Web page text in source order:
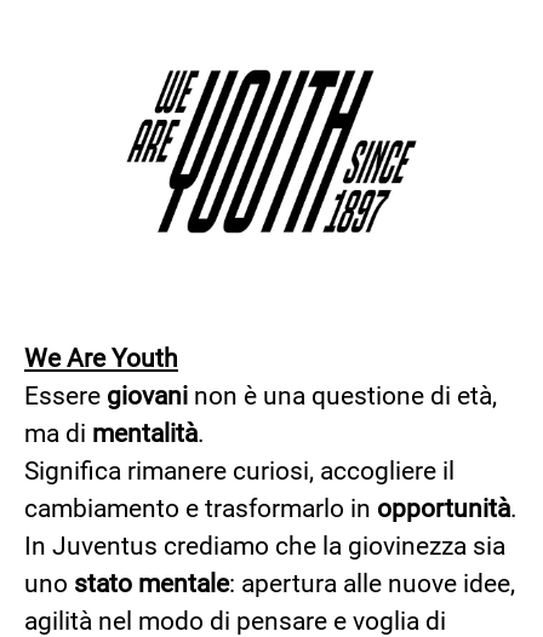
We Are Youth
Essere giovani non è una questione di età,
ma di mentalità.
Significa rimanere curiosi, accogliere il
cambiamento e trasformarlo in opportunità.
In Juventus crediamo che la giovinezza sia
uno stato mentale: apertura alle nuove idee,
agilità nel modo di pensare e voglia di